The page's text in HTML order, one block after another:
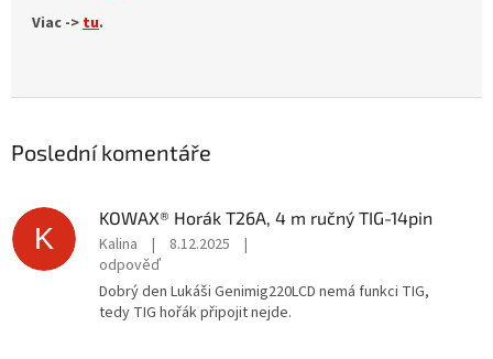
Viac ->tu.
Poslední komentáře
K
KOWAX® Horák T26A, 4 m ručný TIG-14pin
Kalina | 8.12.2025
|
odpověď
Dobrý den Lukáši Genimig220LCD nemá funkci TIG,
tedy TIG hořák připojit nejde.